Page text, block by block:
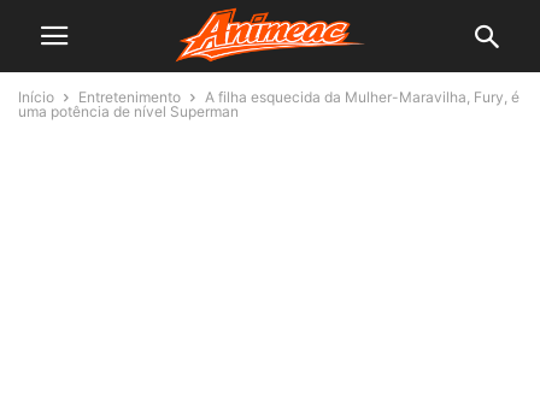
Início Entretenimento
A filha esquecida da Mulher-Maravilha, Fury, é
uma potência de nível Superman